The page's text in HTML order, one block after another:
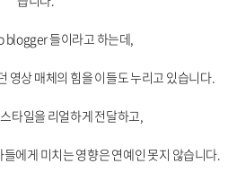
blogger 들이라고 하는데,
영상 매체의 힘을 이들도 누리고 있습니다.
타일을 리얼하게 전달하고,
에게 미치는 영향은 연예인 못지 않습니다.